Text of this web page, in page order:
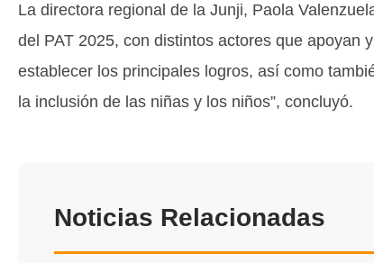
La directora regional de la Junji, Paola
del PAT 2025, con distintos actores que apoyan
establecer los principales logros, así como
la inclusión de las niñas y los niños”, concluyó.
Noticias Relacionadas